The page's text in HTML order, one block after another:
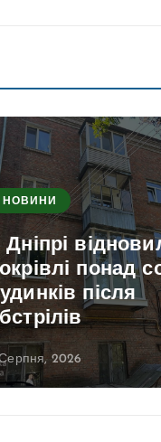
НОВИНИ
Дніпрі провели
дитині
2026